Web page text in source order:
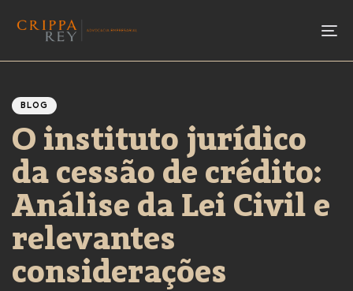
BLOG
O instituto jurídico
da cessão de crédito:
Análise da Lei Civil e
relevantes
considerações